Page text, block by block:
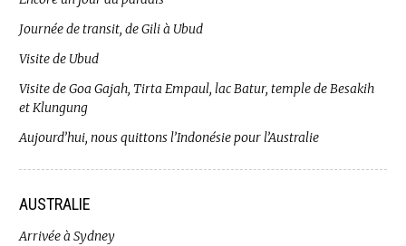
Journée de transit, de Gili à Ubud
Visite de Ubud
Visite de Goa Gajah, Tirta Empaul, lac Batur, temple de Besakih
et Klungung
Aujourd’hui, nous quittons l’Indonésie pour l’Australie
AUSTRALIE
Arrivée à Sydney